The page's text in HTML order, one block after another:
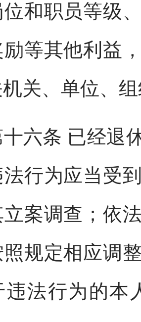
和职员等级
等其他利益
关、单位、
条 已经退休
法行为应当受
立案调查；依
规定相应调
违法行为的本